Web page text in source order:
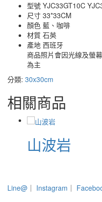
型號 YJC33GT10C
尺寸 33*33CM
顏色 藍、咖啡
材質 石英
產地 西班牙
商品照片會因光線及螢
為主
分類: 30x30cm
相關商品
山波岩
Line@ ｜ Instagram ｜